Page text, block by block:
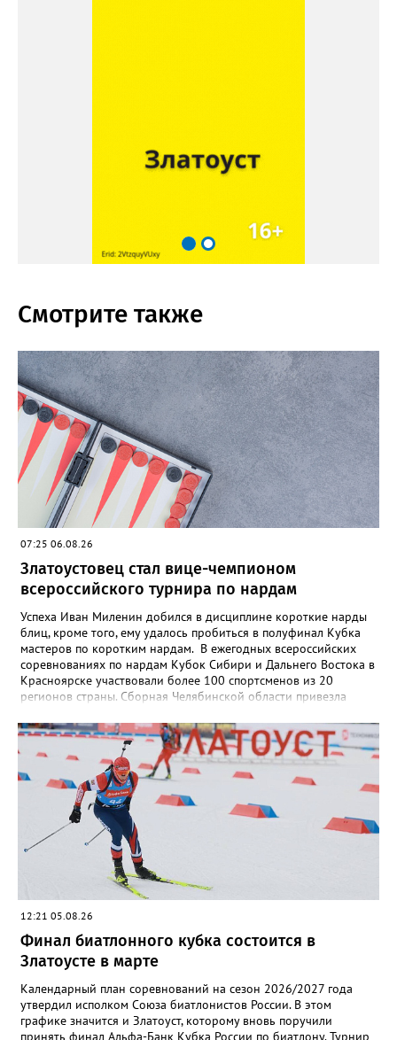
Смотрите также
07:25 06.08.26
Златоустовец стал вице-чемпионом
всероссийского турнира по нардам
Успеха Иван Миленин добился в дисциплине короткие нарды
блиц, кроме того, ему удалось пробиться в полуфинал Кубка
мастеров по коротким нардам. В ежегодных всероссийских
соревнованиях по нардам Кубок Сибири и Дальнего Востока в
Красноярске участвовали более 100 спортсменов из 20
регионов страны. Сборная Челябинской области привезла
земляк, это три золота Ксении Нагаевой и Екатерины
Дроздовой из Челябинска, бронза представительницы Миасса
Ирины Зобковой и челябинца Сергея Лютова. Ещё одну
бронзу в общую копилку положила чемпионка турнира
Екатерина Дроздова.
12:21 05.08.26
Финал биатлонного кубка состоится в
Златоусте в марте
Календарный план соревнований на сезон 2026/2027 года
утвердил исполком Союза биатлонистов России. В этом
графике значится и Златоуст, которому вновь поручили
принять финал Альфа-Банк Кубка России по биатлону. Турнир